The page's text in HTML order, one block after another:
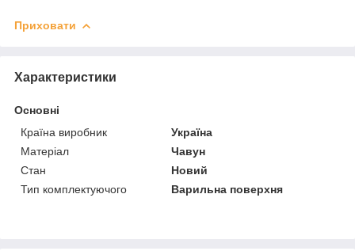
Приховати
Характеристики
Основні
Країна виробник
Україна
Матеріал
Чавун
Стан
Новий
Тип комплектуючого
Варильна поверхня